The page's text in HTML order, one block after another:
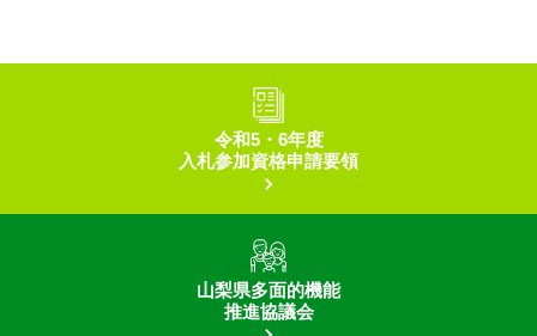
令和5・6年度
入札参加資格申請要領
山梨県多面的機能
推進協議会